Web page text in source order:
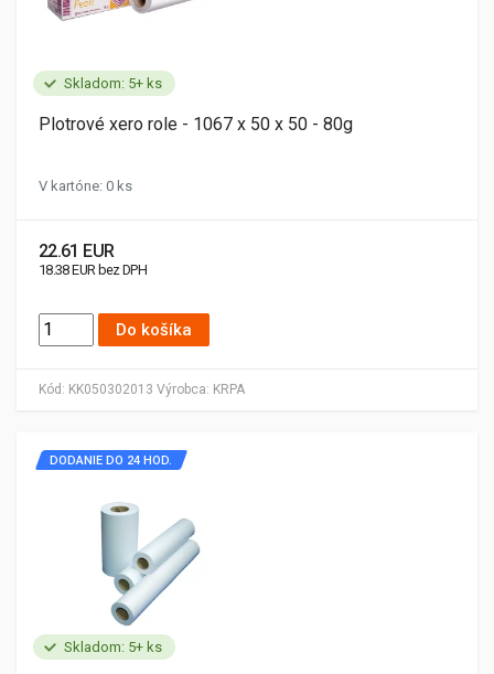
Skladom: 5+ ks
Kód: KK050302013 Výrobca: KRPA
Plotrové xero role - 1067 x 50 x 50 - 80g
V kartóne: 0 ks
22.61 EUR
18.38 EUR bez DPH
Do košíka
Skladom: 5+ ks
DODANIE DO 24 HOD.